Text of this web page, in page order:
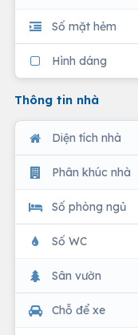
Số mặt hẻm
Hình dáng
Thông tin nhà
Diện tích nhà
Phân khúc nhà
Số phòng ngủ
Số WC
Sân vườn
Chỗ để xe